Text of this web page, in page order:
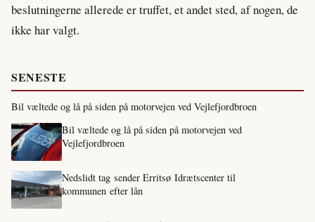
beslutningerne allerede er truffet, et andet sted, af nogen, de
ikke har valgt.
SENESTE
Bil væltede og lå på siden på motorvejen ved Vejlefjordbroen
Bil væltede og lå på siden på motorvejen ved
Vejlefjordbroen
Nedslidt tag sender Erritsø Idrætscenter til
kommunen efter lån